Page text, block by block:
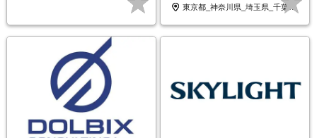
東京都_神奈川県_埼玉県_千葉県_大阪府…